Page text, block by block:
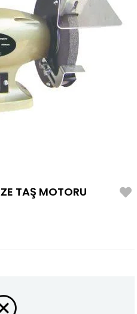
TAŞ MOTORU